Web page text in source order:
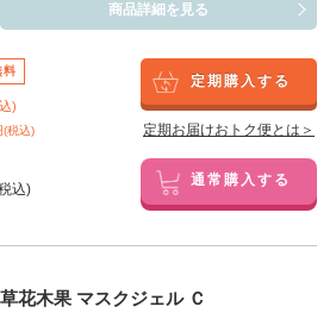
商品詳細を見る
料
)
税込)
定期購入する
定期お届けおトク便とは＞
込) 通常購入する
草花木果 マスクジェル Ｃ